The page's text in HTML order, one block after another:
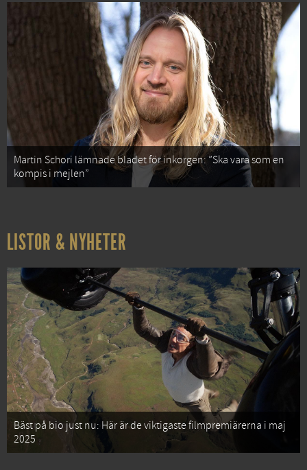
Martin Schori lämnade bladet för inkorgen: ”Ska vara som en
kompis i mejlen”
LISTOR & NYHETER
Bäst på bio just nu: Här är de viktigaste filmpremiärerna i maj
2025